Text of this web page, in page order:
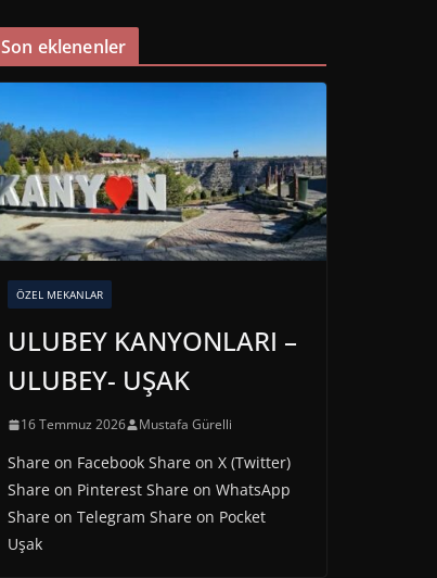
Son eklenenler
ÖZEL MEKANLAR
ULUBEY KANYONLARI –
ULUBEY- UŞAK
16 Temmuz 2026 Mustafa Gürelli
Share on Facebook Share on X (Twitter)
Share on Pinterest Share on WhatsApp
Share on Telegram Share on Pocket
Uşak